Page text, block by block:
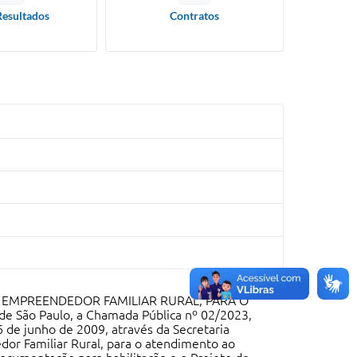
Contratos
FAMILIAR RURAL, PARA O
São Paulo, a Chamada Pública nº 02/2023,
junho de 2009, através da Secretaria
Familiar Rural, para o atendimento ao